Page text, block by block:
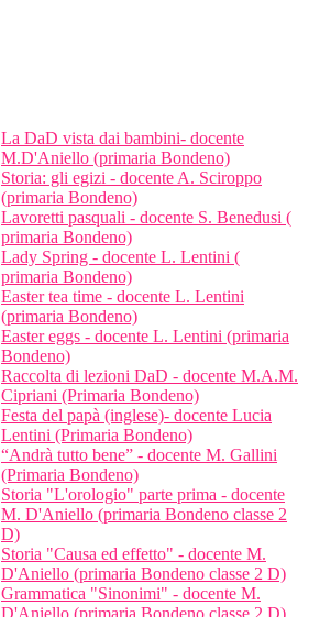
La DaD vista dai bambini- docente
M.D'Aniello (primaria Bondeno)
Storia: gli egizi - docente A. Sciroppo
(primaria Bondeno)
Lavoretti pasquali - docente S. Benedusi (
primaria Bondeno)
Lady Spring - docente L. Lentini (
primaria Bondeno)
Easter tea time - docente L. Lentini
(primaria Bondeno)
Easter eggs - docente L. Lentini (primaria
Bondeno)
Raccolta di lezioni DaD - docente M.A.M.
Cipriani (Primaria Bondeno)
Festa del papà (inglese)- docente Lucia
Lentini (Primaria Bondeno)
“Andrà tutto bene” - docente M. Gallini
(Primaria Bondeno)
Storia "L'orologio" parte prima - docente
M. D'Aniello (primaria Bondeno classe 2
D)
Storia "Causa ed effetto" - docente M.
D'Aniello (primaria Bondeno classe 2 D)
Grammatica "Sinonimi" - docente M.